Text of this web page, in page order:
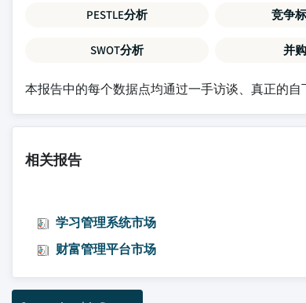
PESTLE分析 竞争
SWOT分析 并
本报告中的每个数据点均通过一手访谈、真正的
相关报告
学习管理系统市场
财富管理平台市场